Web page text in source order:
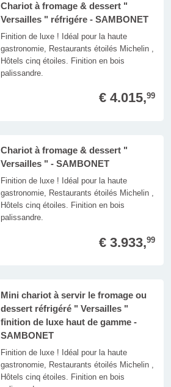
Chariot à fromage & dessert "
Versailles " réfrigére - SAMBONET
Finition de luxe ! Idéal pour la haute
gastronomie, Restaurants étoilés Michelin ,
Hôtels cinq étoiles. Finition en bois
palissandre.
€ 4.015,99
Chariot à fromage & dessert "
Versailles " - SAMBONET
Finition de luxe ! Idéal pour la haute
gastronomie, Restaurants étoilés Michelin ,
Hôtels cinq étoiles. Finition en bois
palissandre.
€ 3.933,99
Mini chariot à servir le fromage ou
dessert réfrigéré " Versailles "
finition de luxe haut de gamme -
SAMBONET
Finition de luxe ! Idéal pour la haute
gastronomie, Restaurants étoilés Michelin ,
Hôtels cinq étoiles. Finition en bois